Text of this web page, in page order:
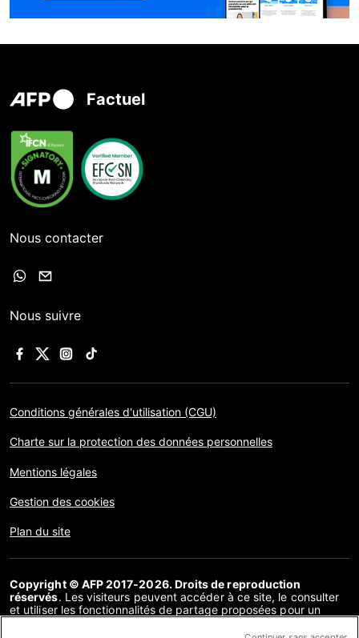
Factuel
Nous contacter
Nous suivre
Conditions générales d'utilisation (CGU)
Charte sur la protection des données personnelles
Mentions légales
Gestion des cookies
Plan du site
Copyright © AFP 2017-2026. Droits de reproduction
réservés. Les visiteurs peuvent accéder à ce site, le consulter
et utiliser les fonctionnalités de partage proposées pour un
communication au public, distribution de tout ou partie du